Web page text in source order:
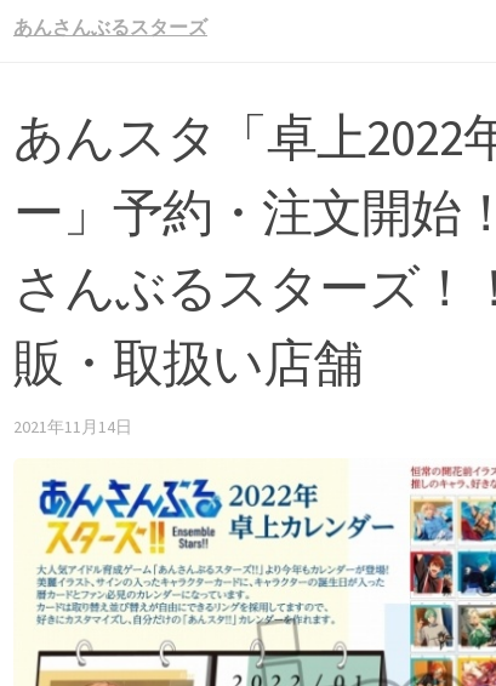
あんさんぶるスターズ
あんスタ「卓上2022
ー」予約・注文開始
さんぶるスターズ！
販・取扱い店舗
2021年11月14日